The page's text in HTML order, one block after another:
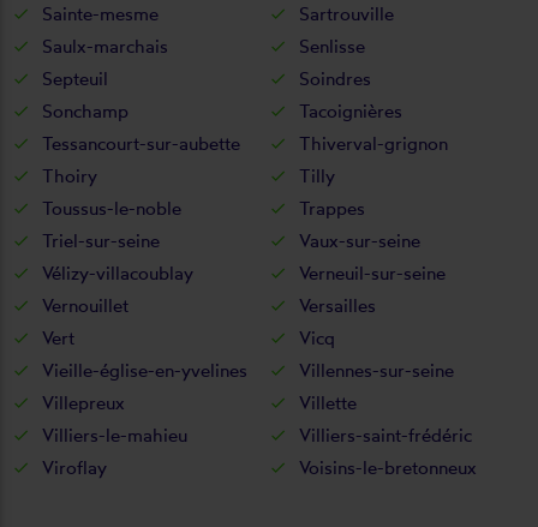
Sainte-mesme
Sartrouville
Saulx-marchais
Senlisse
Septeuil
Soindres
Sonchamp
Tacoignières
Tessancourt-sur-aubette
Thiverval-grignon
Thoiry
Tilly
Toussus-le-noble
Trappes
Triel-sur-seine
Vaux-sur-seine
Vélizy-villacoublay
Verneuil-sur-seine
Vernouillet
Versailles
Vert
Vicq
Vieille-église-en-yvelines
Villennes-sur-seine
Villepreux
Villette
Villiers-le-mahieu
Villiers-saint-frédéric
Viroflay
Voisins-le-bretonneux